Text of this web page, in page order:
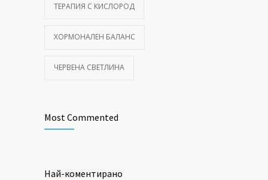
ТЕРАПИЯ С КИСЛОРОД
ХОРМОНАЛЕН БАЛАНС
ЧЕРВЕНА СВЕТЛИНА
Most Commented
Най-коментирано